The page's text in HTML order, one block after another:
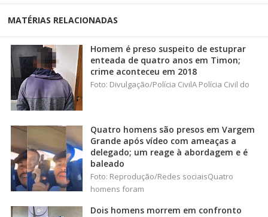
MATÉRIAS RELACIONADAS
Homem é preso suspeito de estuprar
enteada de quatro anos em Timon;
crime aconteceu em 2018
Foto: Divulgação/Polícia CivilA Polícia Civil do
Quatro homens são presos em Vargem
Grande após vídeo com ameaças a
delegado; um reage à abordagem e é
baleado
Foto: Reprodução/Redes sociaisQuatro
homens foram
Dois homens morrem em confronto